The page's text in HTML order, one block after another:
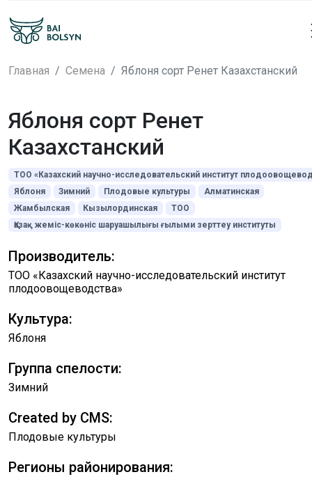
Главная Семена Яблоня сорт Ренет Казахстанский
Яблоня сорт Ренет
Казахстанский
ТОО «Казахский научно-исследовательский институт
Яблоня
Зимний Плодовые культуры
Алматинская
Жамбылская
Кызылординская
ТОО
Қазақ жеміс-көкөніс шаруашылығы ғылыми зерттеу институты
Производитель:
ТОО «Казахский научно-исследовательский институт
плодоовощеводства»
Культура:
Яблоня
Группа спелости:
Зимний
Created by CMS:
Плодовые культуры
Регионы районирования: